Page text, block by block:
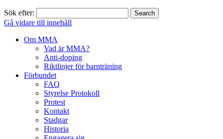
Sök efter:
Gå vidare till innehåll
Om MMA
Vad är MMA?
Anti-doping
Riktlinjer för barnträning
Förbundet
FAQ
Styrelse Protokoll
Protest
Kontakt
Stadgar
Historia